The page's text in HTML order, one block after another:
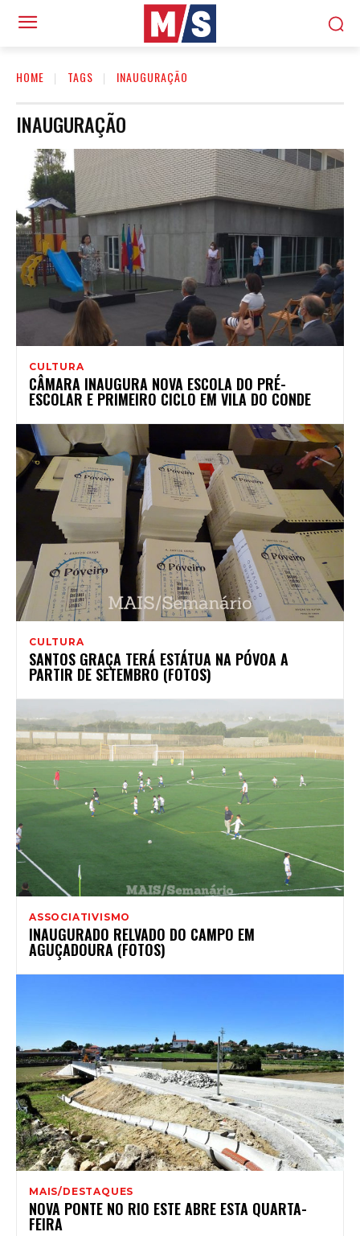
HOME TAGS INAUGURAÇÃO
INAUGURAÇÃO
CULTURA
CÂMARA INAUGURA NOVA ESCOLA DO PRÉ-
ESCOLAR E PRIMEIRO CICLO EM VILA DO CONDE
CULTURA
SANTOS GRAÇA TERÁ ESTÁTUA NA PÓVOA A
PARTIR DE SETEMBRO (FOTOS)
ASSOCIATIVISMO
INAUGURADO RELVADO DO CAMPO EM
AGUÇADOURA (FOTOS)
MAIS/DESTAQUES
NOVA PONTE NO RIO ESTE ABRE ESTA QUARTA-
FEIRA